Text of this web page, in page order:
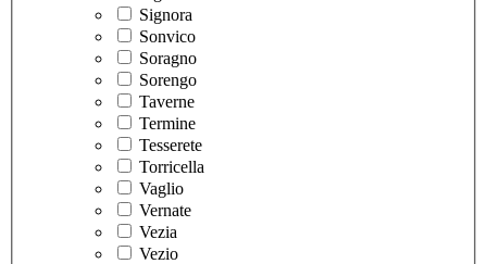
Signora
Sonvico
Soragno
Sorengo
Taverne
Termine
Tesserete
Torricella
Vaglio
Vernate
Vezia
Vezio